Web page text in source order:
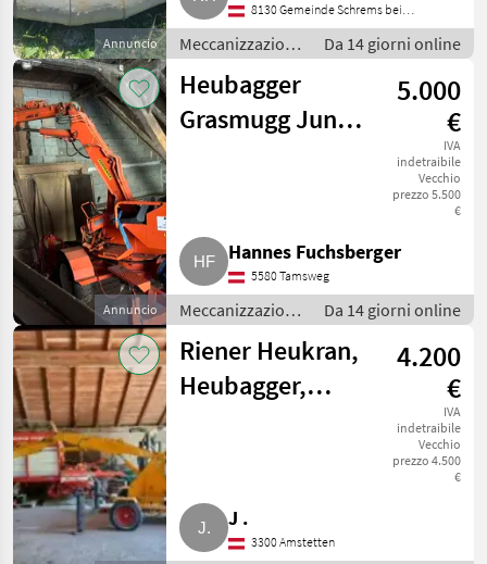
Annuncio
8130 Gemeinde Schrems bei
Frohnleiten
Meccanizzazione
interna /
Fienagione
Da 14 giorni online
Annuncio
Heubagger
Grasmugg Junior
5.000
€
IVA
indetraibile
Vecchio
prezzo 5.500
€
Hannes Fuchsberger
5580 Tamsweg
Meccanizzazione
interna /
Fienagione
Da 14 giorni online
Riener Heukran,
Heubagger,
4.200
€
IVA
indetraibile
Vecchio
prezzo 4.500
€
J .
3300 Amstetten